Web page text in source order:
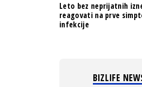
Leto bez neprijatnih
reagovati na prve
infekcije
BIZLIFE